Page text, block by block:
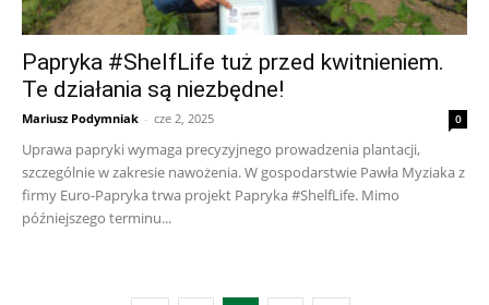
Papryka #ShelfLife tuż przed kwitnieniem.
Te działania są niezbędne!
Mariusz Podymniak - cze 2, 2025 0
Uprawa papryki wymaga precyzyjnego prowadzenia plantacji,
szczególnie w zakresie nawożenia. W gospodarstwie Pawła Myziaka z
firmy Euro-Papryka trwa projekt Papryka #ShelfLife. Mimo
późniejszego terminu...